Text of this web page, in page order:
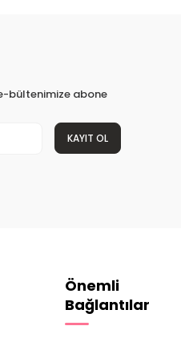
bültenimize abone
KAYIT OL
Önemli
Bağlantılar